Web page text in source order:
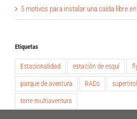
5 motivos para instalar una caída libre
Etiquetas
Estacionalidad estación de esquí
parque de aventura RADs
torre multiaventura